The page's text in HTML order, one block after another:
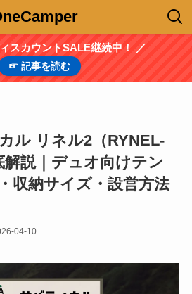
スカウントSALE継続中！ ／
☞ 記事を読む
ル リネル2（RYNEL-
解説｜デュオ向けテン
収納サイズ・設営方法
04-10